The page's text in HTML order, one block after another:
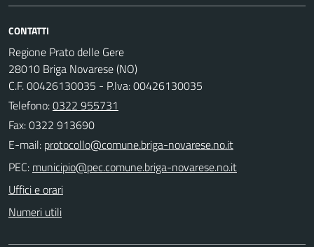
CONTATTI
Regione Prato delle Gere
28010 Briga Novarese (NO)
C.F. 00426130035 - P.Iva: 00426130035
Telefono:0322 955731
Fax: 0322 913690
E-mail:
PEC:
Uffici e orari
Numeri utili